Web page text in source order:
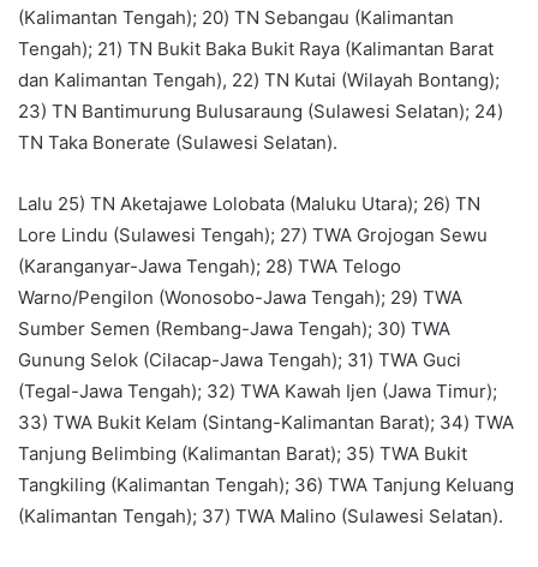
(Kalimantan Tengah); 20) TN Sebangau (Kalimantan
Tengah); 21) TN Bukit Baka Bukit Raya (Kalimantan Barat
dan Kalimantan Tengah), 22) TN Kutai (Wilayah Bontang);
23) TN Bantimurung Bulusaraung (Sulawesi Selatan); 24)
TN Taka Bonerate (Sulawesi Selatan).
Lalu 25) TN Aketajawe Lolobata (Maluku Utara); 26) TN
Lore Lindu (Sulawesi Tengah); 27) TWA Grojogan Sewu
(Karanganyar-Jawa Tengah); 28) TWA Telogo
Warno/Pengilon (Wonosobo-Jawa Tengah); 29) TWA
Sumber Semen (Rembang-Jawa Tengah); 30) TWA
Gunung Selok (Cilacap-Jawa Tengah); 31) TWA Guci
(Tegal-Jawa Tengah); 32) TWA Kawah Ijen (Jawa Timur);
33) TWA Bukit Kelam (Sintang-Kalimantan Barat); 34) TWA
Tanjung Belimbing (Kalimantan Barat); 35) TWA Bukit
Tangkiling (Kalimantan Tengah); 36) TWA Tanjung Keluang
(Kalimantan Tengah); 37) TWA Malino (Sulawesi Selatan).